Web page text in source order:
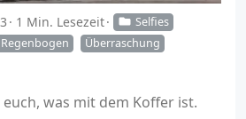
1 Min. Lesezeit
Selfies
Regenbogen
Überraschung
was mit dem Koffer ist.